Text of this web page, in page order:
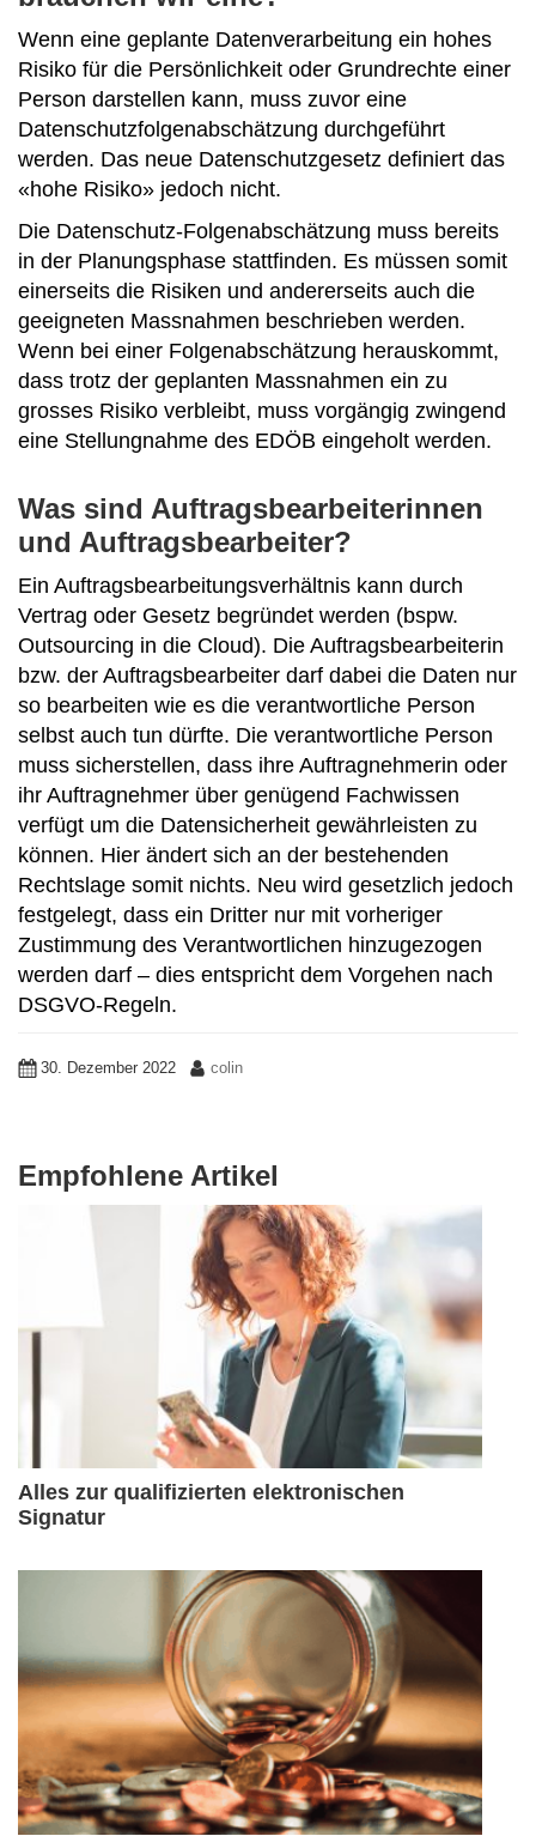
Wenn eine geplante Datenverarbeitung ein hohes
Risiko für die Persönlichkeit oder Grundrechte einer
Person darstellen kann, muss zuvor eine
Datenschutzfolgenabschätzung durchgeführt
werden. Das neue Datenschutzgesetz definiert das
«hohe Risiko» jedoch nicht.
Die Datenschutz-Folgenabschätzung muss bereits
in der Planungsphase stattfinden. Es müssen somit
einerseits die Risiken und andererseits auch die
geeigneten Massnahmen beschrieben werden.
Wenn bei einer Folgenabschätzung herauskommt,
dass trotz der geplanten Massnahmen ein zu
grosses Risiko verbleibt, muss vorgängig zwingend
eine Stellungnahme des EDÖB eingeholt werden.
Was sind Auftragsbearbeiterinnen
und Auftragsbearbeiter?
Ein Auftragsbearbeitungsverhältnis kann durch
Vertrag oder Gesetz begründet werden (bspw.
Outsourcing in die Cloud). Die Auftragsbearbeiterin
bzw. der Auftragsbearbeiter darf dabei die Daten nur
so bearbeiten wie es die verantwortliche Person
selbst auch tun dürfte. Die verantwortliche Person
muss sicherstellen, dass ihre Auftragnehmerin oder
ihr Auftragnehmer über genügend Fachwissen
verfügt um die Datensicherheit gewährleisten zu
können. Hier ändert sich an der bestehenden
Rechtslage somit nichts. Neu wird gesetzlich jedoch
festgelegt, dass ein Dritter nur mit vorheriger
Zustimmung des Verantwortlichen hinzugezogen
werden darf – dies entspricht dem Vorgehen nach
DSGVO-Regeln.
30. Dezember 2022 colin
Empfohlene Artikel
Alles zur qualifizierten elektronischen
Signatur